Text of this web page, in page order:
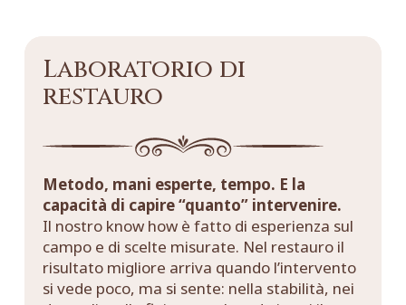
Laboratorio di
restauro
Metodo, mani esperte, tempo. E la
capacità di capire “quanto” intervenire.
Il nostro know how è fatto di esperienza sul
campo e di scelte misurate. Nel restauro il
risultato migliore arriva quando l’intervento
si vede poco, ma si sente: nella stabilità, nei